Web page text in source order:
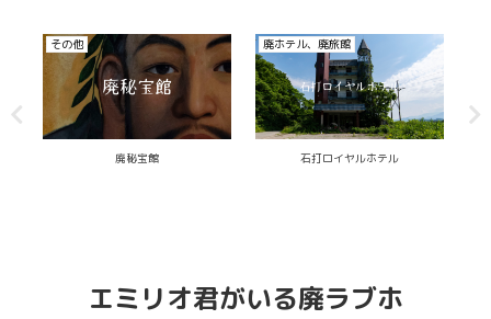
廃医院、病院
トラホーム標本がある廃眼科医院
廃医院、病院
お屋敷廃医院
エミリオ君がいる廃ラブホ